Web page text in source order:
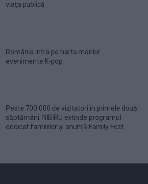
viața publică
România intră pe harta marilor
evenimente K-pop
Peste 700.000 de vizitatori în primele două
săptămâni. NIBIRU extinde programul
dedicat familiilor și anunță Family Fest.